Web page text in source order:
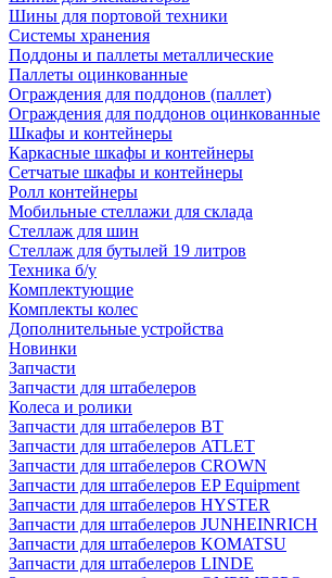
Шины для портовой техники
Системы хранения
Поддоны и паллеты металлические
Паллеты оцинкованные
Ограждения для поддонов (паллет)
Ограждения для поддонов оцинкованные
Шкафы и контейнеры
Каркасные шкафы и контейнеры
Сетчатые шкафы и контейнеры
Ролл контейнеры
Мобильные стеллажи для склада
Стеллаж для шин
Стеллаж для бутылей 19 литров
Техника б/у
Комплектующие
Комплекты колес
Дополнительные устройства
Новинки
Запчасти
Запчасти для штабелеров
Колеса и ролики
Запчасти для штабелеров BT
Запчасти для штабелеров ATLET
Запчасти для штабелеров CROWN
Запчасти для штабелеров EP Equipment
Запчасти для штабелеров HYSTER
Запчасти для штабелеров JUNHEINRICH
Запчасти для штабелеров KOMATSU
Запчасти для штабелеров LINDE